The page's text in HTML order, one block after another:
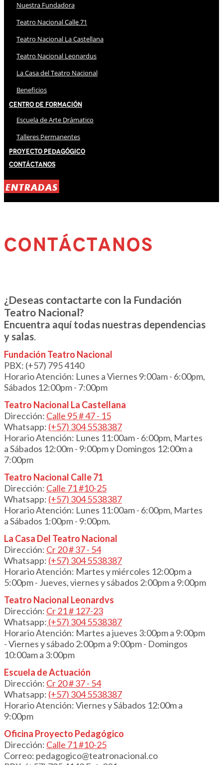
Nuestra Fundadora
Teatro Nacional Calle 71
Teatro Nacional La Castellana
Teatro Nacional Leonardus
La Casa del Teatro Nacional
Beneficios
Centro de Formación
Escuela de Arte Drámatico
Talleres Permanentes
Proyecto Pedagógico
Contáctanos
ENTRADAS
CONTÁCTANOS
¿Deseas contactarte con la Fundación
Teatro Nacional?
Encuentra aquí todas nuestras dependencias
y salas.
Fundación Teatro Nacional
PBX: (+57) 795 4140
Horario Atención: Lunes a Viernes 9:00am - 6:00pm,
Sábados 12:00pm - 7:00pm
Teatro Nacional La Castellana
Dirección: Calle 95 # 47 - 15
Whatsapp: (+57) 304 5538387
Horario Atención: Lunes 11:00am - 6:00pm, Martes
a Sábados 12:00m - 9:00pm y Domingos 12:00m a
7:00pm
Teatro Nacional Calle 71
Dirección: Calle 71 #10-25
Whatsapp: (+57) 304 5538387
Horario Atención: Lunes 11:00am - 6:00pm, Martes
a Sábados 1:00pm - 9:00pm.
La Casa Del Teatro Nacional
Dirección: Cr 20 # 37- 54
Whatsapp: (+57) 304 5538387
Horario Atención: Martes y miércoles 12:00pm a
5:00pm - Jueves, viernes y sábados 2:00pm a 9:00pm
Teatro Nacional Leonardvs
Dirección: Cr 21 # 127-23
Whatsapp: (+57) 304 5538387
Horario Atención: Martes a jueves 3:00pm a 9:00pm
- Viernes y sábado 2:00pm a 9:00pm - Domingos
10:00am a 3:00pm
Escuela de Actuación
Dirección: Cr 20 # 37- 54
Whatsapp: (+57) 304 5538387
Horario Atención: Viernes y Sábados 12:00m a
9:00pm
Oficina Proyecto Pedagógico
Dirección: Calle 71 #10-25
Correo: pedagogico@teatronacional.co